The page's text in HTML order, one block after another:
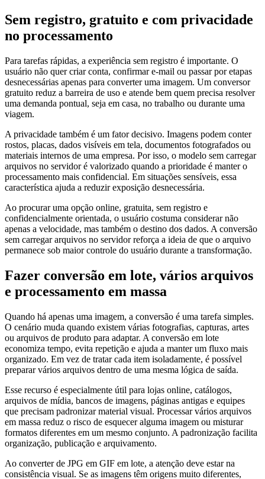
Sem registro, gratuito e com privacidade
no processamento
Para tarefas rápidas, a experiência sem registro é importante. O
usuário não quer criar conta, confirmar e-mail ou passar por etapas
desnecessárias apenas para converter uma imagem. Um conversor
gratuito reduz a barreira de uso e atende bem quem precisa resolver
uma demanda pontual, seja em casa, no trabalho ou durante uma
viagem.
A privacidade também é um fator decisivo. Imagens podem conter
rostos, placas, dados visíveis em tela, documentos fotografados ou
materiais internos de uma empresa. Por isso, o modelo sem carregar
arquivos no servidor é valorizado quando a prioridade é manter o
processamento mais confidencial. Em situações sensíveis, essa
característica ajuda a reduzir exposição desnecessária.
Ao procurar uma opção online, gratuita, sem registro e
confidencialmente orientada, o usuário costuma considerar não
apenas a velocidade, mas também o destino dos dados. A conversão
sem carregar arquivos no servidor reforça a ideia de que o arquivo
permanece sob maior controle do usuário durante a transformação.
Fazer conversão em lote, vários arquivos
e processamento em massa
Quando há apenas uma imagem, a conversão é uma tarefa simples.
O cenário muda quando existem várias fotografias, capturas, artes
ou arquivos de produto para adaptar. A conversão em lote
economiza tempo, evita repetição e ajuda a manter um fluxo mais
organizado. Em vez de tratar cada item isoladamente, é possível
preparar vários arquivos dentro de uma mesma lógica de saída.
Esse recurso é especialmente útil para lojas online, catálogos,
arquivos de mídia, bancos de imagens, páginas antigas e equipes
que precisam padronizar material visual. Processar vários arquivos
em massa reduz o risco de esquecer alguma imagem ou misturar
formatos diferentes em um mesmo conjunto. A padronização facilita
organização, publicação e arquivamento.
Ao converter de JPG em GIF em lote, a atenção deve estar na
consistência visual. Se as imagens têm origens muito diferentes,